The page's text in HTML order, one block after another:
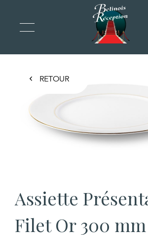
Assiette
Filet Or 300 mm
RETOUR